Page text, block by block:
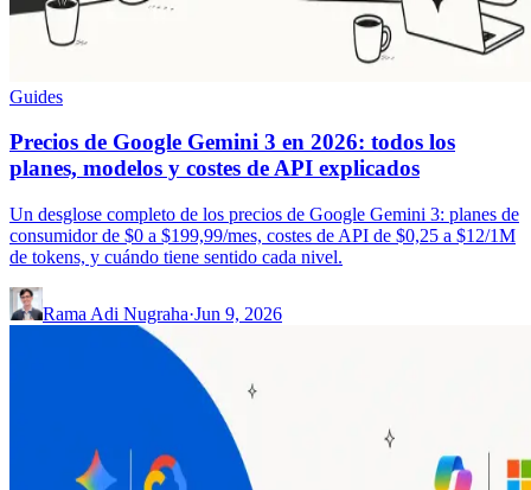
Guides
Precios de Google Gemini 3 en 2026: todos los
planes, modelos y costes de API explicados
Un desglose completo de los precios de Google Gemini 3: planes de
consumidor de $0 a $199,99/mes, costes de API de $0,25 a $12/1M
de tokens, y cuándo tiene sentido cada nivel.
Rama Adi Nugraha·Jun 9, 2026